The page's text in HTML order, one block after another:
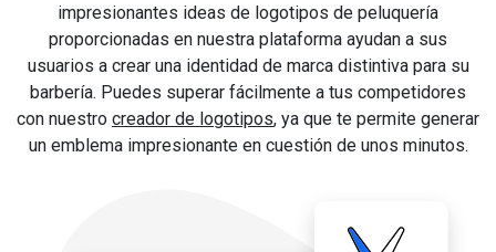
impresionantes ideas de logotipos de peluquería
proporcionadas en nuestra plataforma ayudan a sus
usuarios a crear una identidad de marca distintiva para su
barbería. Puedes superar fácilmente a tus competidores
con nuestro creador de logotipos, ya que te permite generar
un emblema impresionante en cuestión de unos minutos.